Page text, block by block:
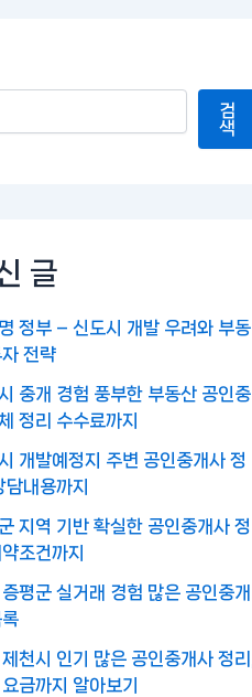
검
색
글
정부 – 신도시 개발 우려와 부동
전략
중개 경험 풍부한 부동산 공인중
정리 수수료까지
개발예정지 주변 공인중개사 정
담내용까지
지역 기반 확실한 공인중개사 정
조건까지
평군 실거래 경험 많은 공인중개
천시 인기 많은 공인중개사 정리,
금까지 알아보기